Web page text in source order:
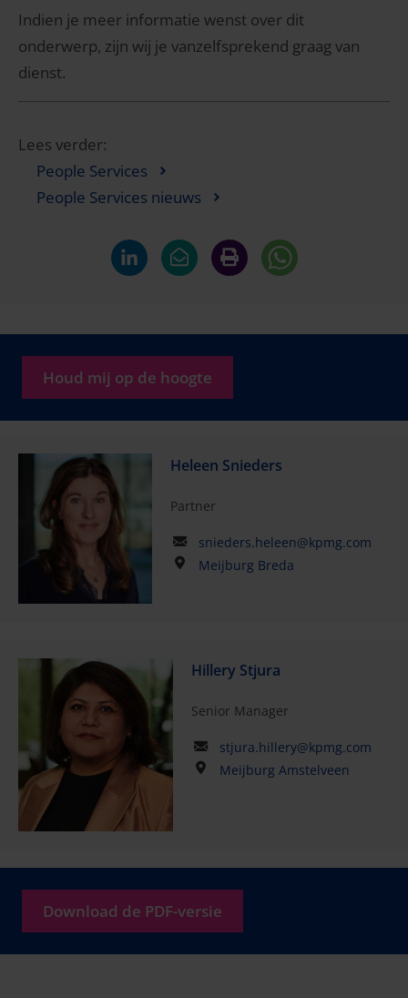
Indien je meer informatie wenst over dit
onderwerp, zijn wij je vanzelfsprekend graag van
dienst.
Lees verder:
People Services
People Services nieuws
Houd mij op de hoogte
Heleen Snieders
Partner
snieders.heleen@kpmg.com
Meijburg Breda
Hillery Stjura
Senior Manager
stjura.hillery@kpmg.com
Meijburg Amstelveen
Download de PDF-versie